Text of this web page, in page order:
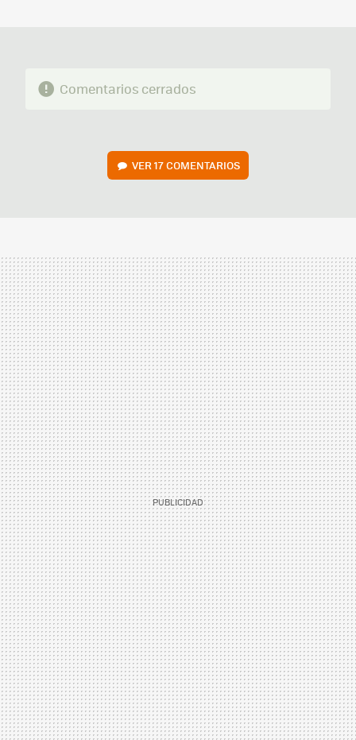
Comentarios cerrados
VER17 COMENTARIOS